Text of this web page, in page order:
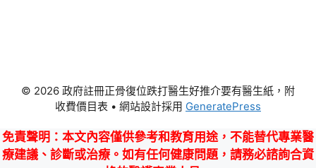
© 2026 政府註冊正骨復位跌打醫生好推介要有醫生紙，附
收費價目表 • 網站設計採用 GeneratePress
免責聲明 ：本文內容僅供參考和教育用途，不能替代專業醫
療建議、診斷或治療。如有任何健康問題，請務必諮詢合資